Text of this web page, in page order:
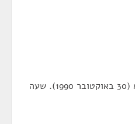
יום שלישי. י"א בחשון התשנ"א (30 באוקטובר 1990). שעה